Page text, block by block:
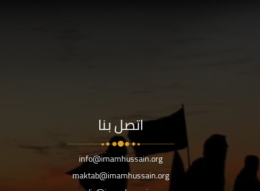
اتصل بنا
info@imamhussain.org
maktab@imamhussain.org